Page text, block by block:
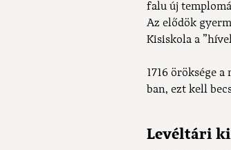
falu új
Az elődök
Kisiskola a
1716 öröksége
ban, ezt kell
Levéltári